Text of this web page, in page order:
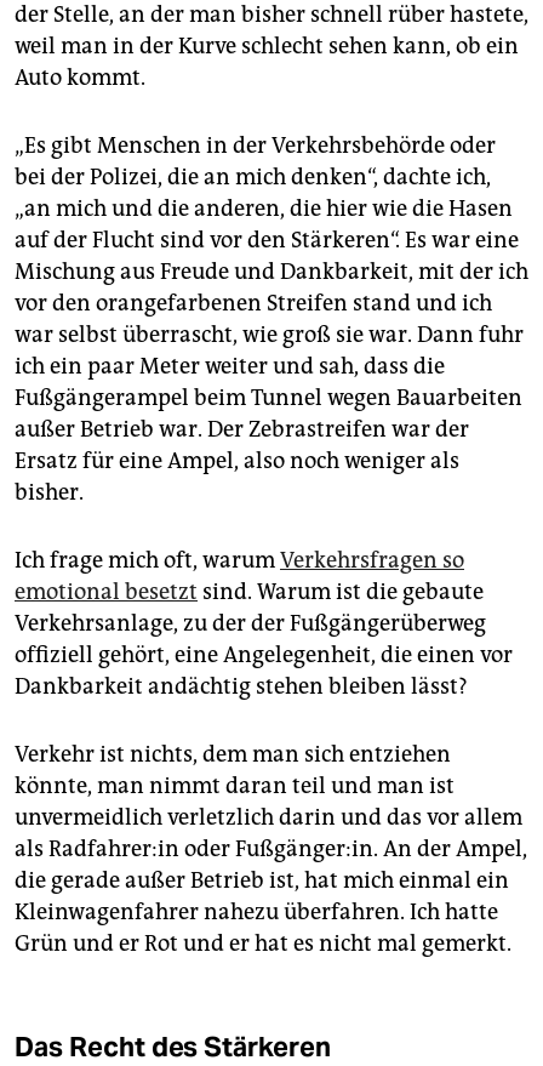
der Stelle, an der man bisher schnell rüber hastete,
weil man in der Kurve schlecht sehen kann, ob ein
Auto kommt.
„Es gibt Menschen in der Verkehrsbehörde oder
bei der Polizei, die an mich denken“, dachte ich,
„an mich und die anderen, die hier wie die Hasen
auf der Flucht sind vor den Stärkeren“. Es war eine
Mischung aus Freude und Dankbarkeit, mit der ich
vor den orangefarbenen Streifen stand und ich
war selbst überrascht, wie groß sie war. Dann fuhr
ich ein paar Meter weiter und sah, dass die
Fußgängerampel beim Tunnel wegen Bauarbeiten
außer Betrieb war. Der Zebrastreifen war der
Ersatz für eine Ampel, also noch weniger als
bisher.
Ich frage mich oft, warumVerkehrsfragen so
emotional besetzt sind. Warum ist die gebaute
Verkehrsanlage, zu der der Fußgängerüberweg
offiziell gehört, eine Angelegenheit, die einen vor
Dankbarkeit andächtig stehen bleiben lässt?
Verkehr ist nichts, dem man sich entziehen
könnte, man nimmt daran teil und man ist
unvermeidlich verletzlich darin und das vor allem
als Rad­fah­re­r:in oder Fußgänger:in. An der Ampel,
die gerade außer Betrieb ist, hat mich einmal ein
Kleinwagenfahrer nahezu überfahren. Ich hatte
Grün und er Rot und er hat es nicht mal gemerkt.
Das Recht des Stärkeren